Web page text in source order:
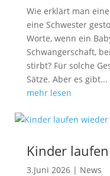
Wie erklärt man
eine Schwester
Worte, wenn ein
Schwangerschaft,
stirbt? Für solche
Sätze. Aber es gibt...
mehr lesen
Kinder
3.Juni 2026| News